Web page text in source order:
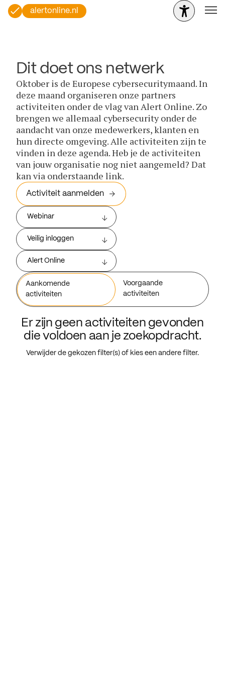
alertonline.nl
Dit doet ons netwerk
Oktober is de Europese cybersecuritymaand. In
deze maand organiseren onze partners
activiteiten onder de vlag van Alert Online. Zo
brengen we allemaal cybersecurity onder de
aandacht van onze medewerkers, klanten en
hun directe omgeving. Alle activiteiten zijn te
vinden in deze agenda. Heb je de activiteiten
van jouw organisatie nog niet aangemeld? Dat
kan via onderstaande link.
Activiteit aanmelden
Webinar
Veilig inloggen
Alert Online
Aankomende
activiteiten
Voorgaande
activiteiten
Er zijn geen activiteiten gevonden
die voldoen aan je zoekopdracht.
Verwijder de gekozen filter(s) of kies een andere filter.